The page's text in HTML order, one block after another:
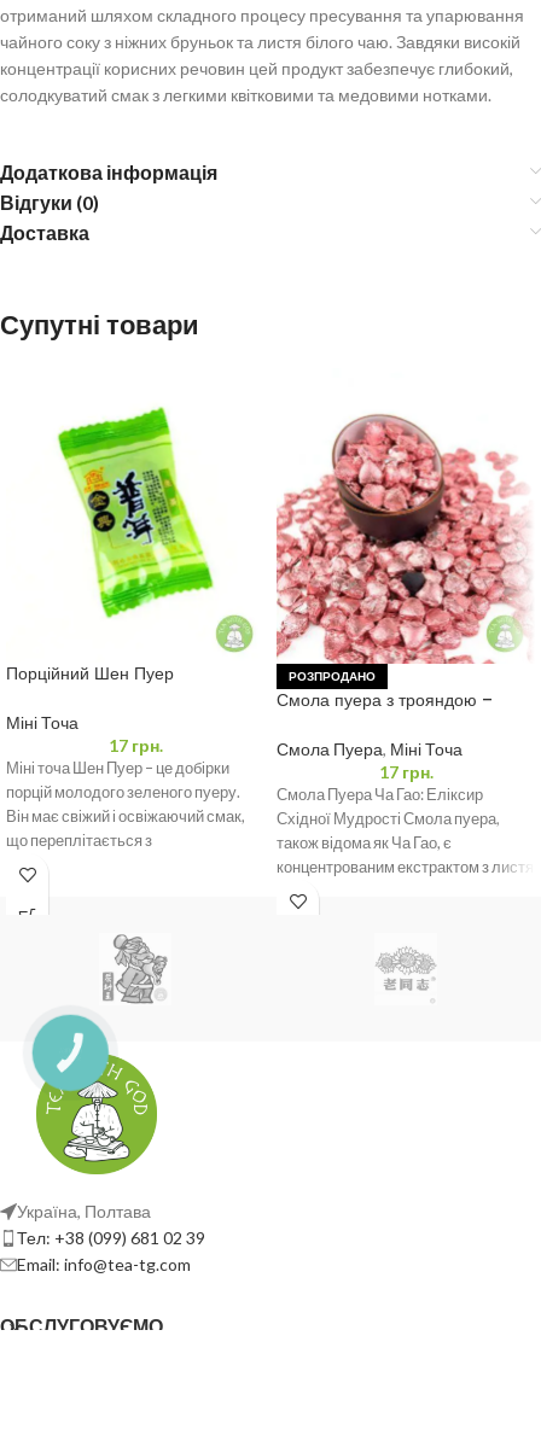
отриманий шляхом складного процесу пресування та упарювання
чайного соку з ніжних бруньок та листя білого чаю. Завдяки високій
концентрації корисних речовин цей продукт забезпечує глибокий,
солодкуватий смак з легкими квітковими та медовими нотками.
Додаткова інформація
Відгуки (0)
Доставка
Супутні товари
Порційний Шен Пуер
Міні Точа
17грн.
Міні точа Шен Пуер – це добірки
порцій молодого зеленого пуеру.
Він має свіжий і освіжаючий смак,
що переплітається з
РОЗПРОДАНО
Смола пуера з трояндою –
Смола Пуера, Міні Точа
17грн.
Смола Пуера Ча Гао: Еліксир
Східної Мудрості Смола пуера,
також відома як Ча Гао, є
концентрованим екстрактом з листя
пуера,
Україна, Полтава
Тел: +38 (099) 681 02 39
Email: info@tea-tg.com
ОБСЛУГОВУЄМО